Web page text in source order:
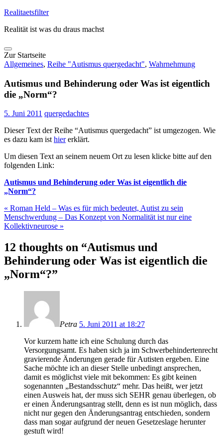
Skip
content
Realitaetsfilter
Realität ist was du draus machst
Zur Startseite
Allgemeines, Reihe "Autismus quergedacht", Wahrnehmung
Autismus und Behinderung oder Was ist eigentlich
die „Norm“?
5. Juni 2011 quergedachtes
Dieser Text der Reihe “Autismus quergedacht” ist umgezogen. Wie
es dazu kam isthiererklärt.
Um diesen Text an seinem neuem Ort zu lesen klicke bitte auf den
folgenden Link:
Autismus und Behinderung oder Was ist eigentlich die
„Norm“?
« Roman Held – Was es für mich bedeutet, Autist zu sein
Menschwerdung – Das Konzept von Normalität ist nur eine
Kollektivneurose »
12 thoughts on “Autismus und
Behinderung oder Was ist eigentlich die
„Norm“?”
Petra 5. Juni 2011 at 18:27
Vor kurzem hatte ich eine Schulung durch das
Versorgungsamt. Es haben sich ja im Schwerbehindertenrecht
gravierende Änderungen gerade für Autisten ergeben. Eine
Sache möchte ich an dieser Stelle unbedingt ansprechen,
damit es möglichst viele mit bekommen: Es gibt keinen
sogenannten „Bestandsschutz“ mehr. Das heißt, wer jetzt
einen Ausweis hat, der muss sich SEHR genau überlegen, ob
er einen Änderungsantrag stellt, denn es ist nun möglich, dass
nicht nur gegen den Änderungsantrag entschieden, sondern
dass man sogar aufgrund der neuen Gesetzeslage herunter
gestuft wird!